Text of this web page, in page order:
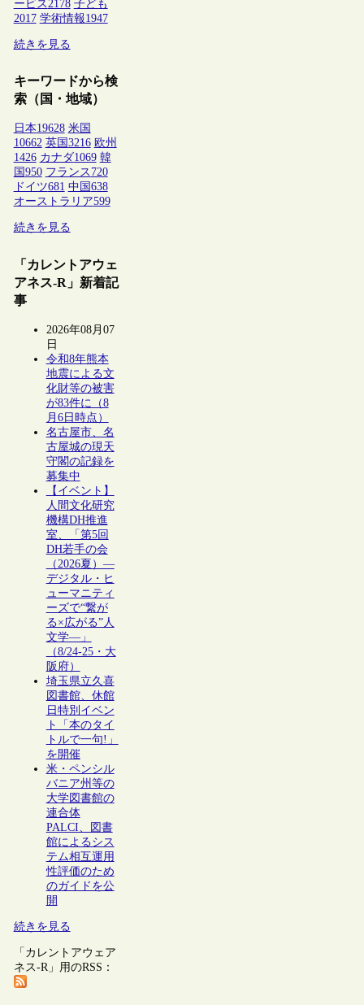
ービス 2178 子ども
2017 学術情報1947
続きを見る
キーワードから検
索（国・地域）
日本19628 米国
10662 英国 3216 欧州
1426 カナダ1069 韓
国 950 フランス 720
ドイツ681 中国 638
オーストラリア599
続きを見る
「カレントアウェ
アネス-R」新着記
事
2026年08月07
日
令和8年熊本
地震による文
化財等の被害
が83件に（8
月6日時点）
名古屋市、名
古屋城の現天
守閣の記録を
募集中
【イベント】
人間文化研究
機構DH推進
室、「第5回
DH若手の会
（2026夏）―
デジタル・ヒ
ューマニティ
ーズで“繋が
る×広がる”人
文学―」
（8/24-25・大
阪府）
埼玉県立久喜
図書館、休館
日特別イベン
ト「本のタイ
トルで一句!」
を開催
米・ペンシル
バニア州等の
大学図書館の
連合体
PALCI、図書
館によるシス
テム相互運用
性評価のため
のガイドを公
開
続きを見る
「カレントアウェア
ネス-R」用のRSS：